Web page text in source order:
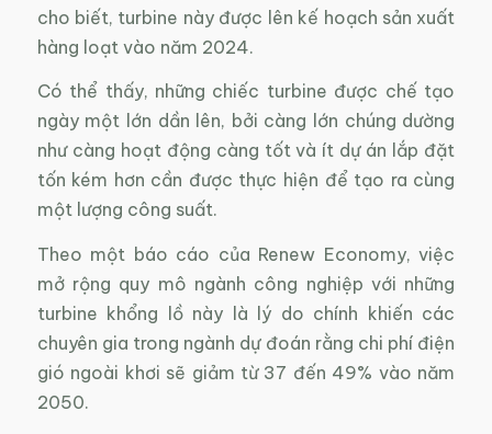
cho biết, turbine này được lên kế hoạch sản xuất
hàng loạt vào năm 2024.
Có thể thấy, những chiếc turbine được chế tạo
ngày một lớn dần lên, bởi càng lớn chúng dường
như càng hoạt động càng tốt và ít dự án lắp đặt
tốn kém hơn cần được thực hiện để tạo ra cùng
một lượng công suất.
Theo một báo cáo của Renew Economy, việc
mở rộng quy mô ngành công nghiệp với những
turbine khổng lồ này là lý do chính khiến các
chuyên gia trong ngành dự đoán rằng chi phí điện
gió ngoài khơi sẽ giảm từ 37 đến 49% vào năm
2050.